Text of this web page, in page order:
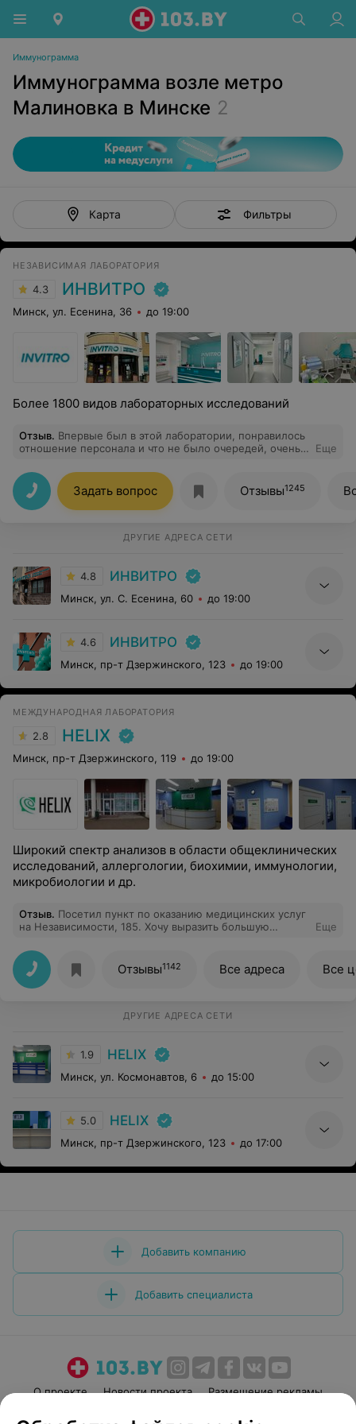
Иммунограмма
Иммунограмма возле метро
Малиновка в Минске 2
Карта Фильтры
НЕЗАВИСИМАЯ ЛАБОРАТОРИЯ
4.3 ИНВИТРО
Минск, ул. Есенина, 36 до 19:00
Более 1800 видов лабораторных исследований
Отзыв. Впервые был в этой лаборатории, понравилось
отношение персонала и что не было очередей, очень
Еще
Задать вопрос Отзывы1245
ДРУГИЕ АДРЕСА СЕТИ
4.8 ИНВИТРО
Минск, ул. С. Есенина, 60 до 19:00
4.6 ИНВИТРО
Минск, пр-т Дзержинского, 123 до 19:00
МЕЖДУНАРОДНАЯ ЛАБОРАТОРИЯ
2.8 HELIX
Минск, пр-т Дзержинского, 119 до 19:00
Широкий спектр анализов в области общеклинических
исследований, аллергологии, биохимии, иммунологии,
микробиологии и др.
Отзыв. Посетил пункт по оказанию медицинских услуг
на Независимости, 185. Хочу выразить большую
профессионализм и внимательное отношение к
клиентам. Самое лучшее обслуживание -в
лаборатории Хеликс! Всем рекомендую!
Еще
Отзывы1142 Все адреса Все
ДРУГИЕ АДРЕСА СЕТИ
1.9 HELIX
Минск, ул. Космонавтов, 6 до 15:00
5.0 HELIX
Минск, пр-т Дзержинского, 123 до 17:00
Добавить компанию
Добавить специалиста
О проекте Новости проекта
Размещение рекламы